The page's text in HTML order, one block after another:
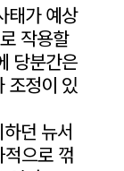
태가 예상
작용할
당분간은
조정이 있
던 뉴서
으로 꺾